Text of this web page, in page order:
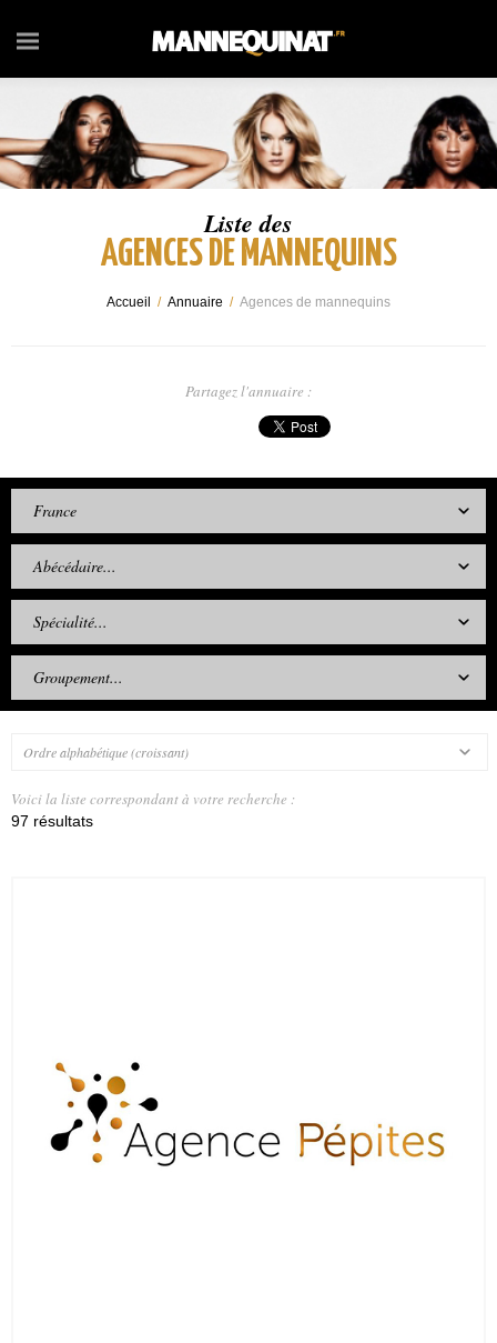
Liste des
AGENCES DE MANNEQUINS
Accueil / Annuaire / Agences de mannequins
Partagez l'annuaire :
France
Abécédaire...
Spécialité...
Groupement...
Ordre alphabétique (croissant)
Voici la liste correspondant à votre recherche :
97 résultats